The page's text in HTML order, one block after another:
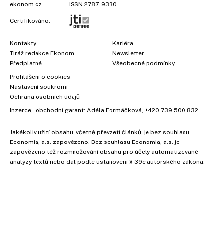
ekonom.cz
ISSN 2787-9380
Certifikováno:
Kontakty
Tiráž redakce Ekonom
Předplatné
Kariéra
Newsletter
Všeobecné podmínky
Prohlášení o cookies
Nastavení soukromí
Ochrana osobních údajů
Inzerce , obchodní garant: Adéla Formáčková +420 739 500 832
Jakékoliv užití obsahu, včetně převzetí článků, je bez souhlasu
Economia, a.s. zapovězeno. Bez souhlasu Economia, a.s. je
zapovězeno též rozmnožování obsahu pro účely automatizované
analýzy textů nebo dat podle ustanovení § 39c autorského zákona.